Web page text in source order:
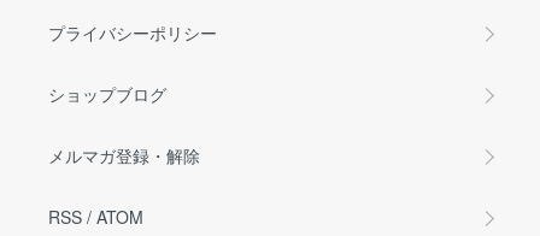
プライバシーポリシー
ショップブログ
メルマガ登録・解除
RSS / ATOM